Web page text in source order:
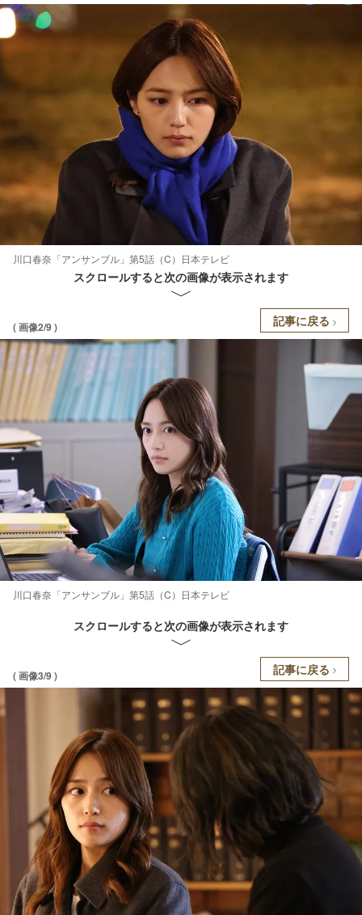
川口春奈「アンサンブル」第5話（C）日本テレビ
スクロールすると次の画像が表示されます
( 画像2/9 ) 記事に戻る
川口春奈「アンサンブル」第5話（C）日本テレビ
スクロールすると次の画像が表示されます
( 画像3/9 ) 記事に戻る